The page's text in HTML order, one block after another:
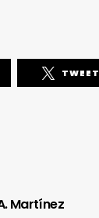
TWEET
Martínez